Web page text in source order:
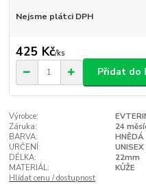
Nejsme plátci DPH
425 Kč/ks
Přidat do
Výrobce:
Záruka:
24
BARVA:
HNĚDÁ
URČENÍ:
UNISEX
DÉLKA:
22mm
MATERIÁL:
KŮŽE
Hlídat cenu / dostupnost